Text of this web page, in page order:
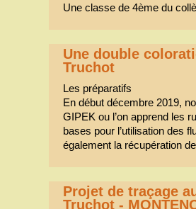
Une classe de 4ème du
Une double
Truchot
Les préparatifs
En début décembre 2019,
GIPEK ou l’on apprend les
bases pour l’utilisation des
également la récupération
Projet de traçage
Truchot -